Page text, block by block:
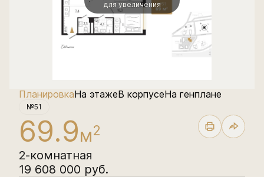
для увеличения
ПланировкаНа этажеВ корпусеНа генплане
№51
69.9м2
2-комнатная
19 608 000 руб.